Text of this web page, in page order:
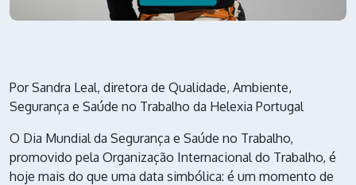
Por Sandra Leal, diretora de Qualidade, Ambiente,
Segurança e Saúde no Trabalho da Helexia Portugal
O Dia Mundial da Segurança e Saúde no Trabalho,
promovido pela Organização Internacional do Trabalho, é
hoje mais do que uma data simbólica: é um momento de